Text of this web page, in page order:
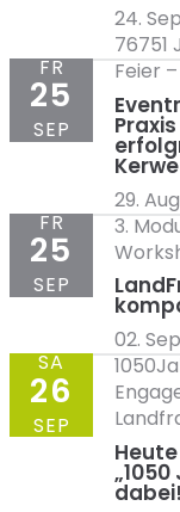
24.
76751
Feier –
29.
FR
25
SEP
3.
02.
FR
25
SEP
dabei!
SA
26
SEP